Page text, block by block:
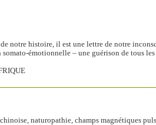
notre histoire, il est une lettre de notre
émotionnelle – une guérison de tous les
naturopathie, champs magnétiques